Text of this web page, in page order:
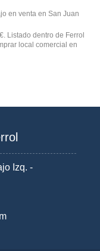
en venta en San Juan
Listado dentro de Ferrol
local comercial en
Izq. -